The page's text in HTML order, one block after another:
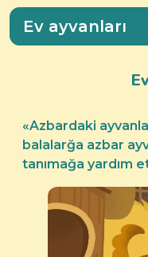
Ev ayvanları
«Azbardaki
balalarğa azbar
tanımağa yardım